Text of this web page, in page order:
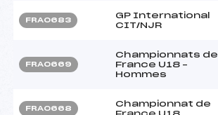
FRA0683
GP International
CIT/NJR
FRA0669
Championnats de
France U18 –
Hommes
FRA0668
Championnat de
France U18